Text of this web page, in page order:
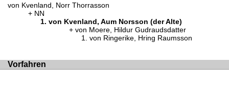
von Kvenland, Norr Thorrasson
NN
von Kvenland, Aum Norsson (der Alte)
von Moere, Hildur Gudraudsdatter
von Ringerike, Hring Raumsson
Vorfahren